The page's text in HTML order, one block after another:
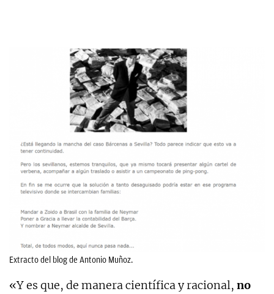
Extracto del blog de Antonio Muñoz.
«Y es que, de manera científica y racional, no